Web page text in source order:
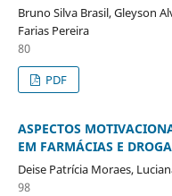
Bruno Silva Brasil, Gleyson
Farias Pereira
80
PDF
ASPECTOS
EM FARMÁCIAS E
Deise Patrícia Moraes,
98